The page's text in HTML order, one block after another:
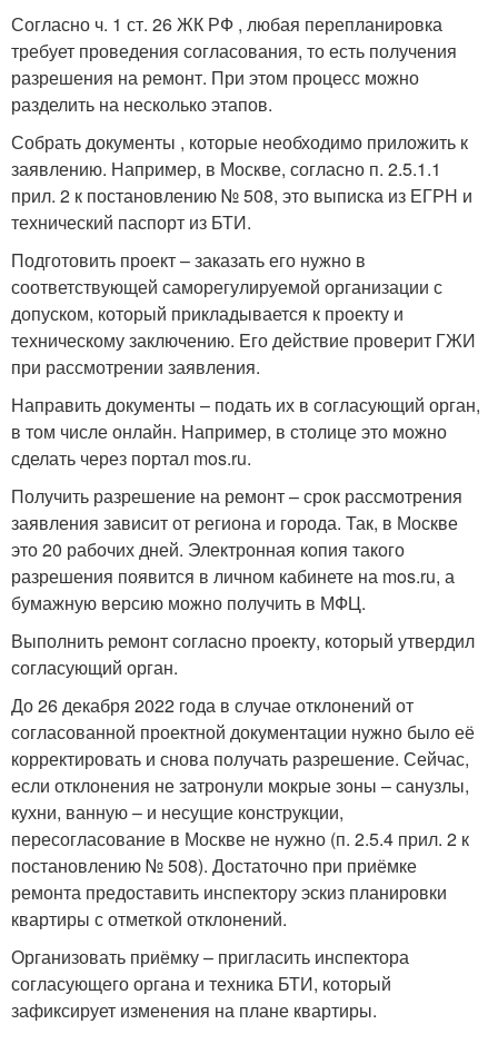
Согласно ч. 1 ст. 26 ЖК РФ , любая перепланировка
требует проведения согласования, то есть получения
разрешения на ремонт. При этом процесс можно
разделить на несколько этапов.
Собрать документы , которые необходимо приложить к
заявлению. Например, в Москве, согласно п. 2.5.1.1
прил. 2 к постановлению № 508, это выписка из ЕГРН и
технический паспорт из БТИ.
Подготовить проект – заказать его нужно в
соответствующей саморегулируемой организации с
допуском, который прикладывается к проекту и
техническому заключению. Его действие проверит ГЖИ
при рассмотрении заявления.
Направить документы – подать их в согласующий орган,
в том числе онлайн. Например, в столице это можно
сделать через портал mos.ru.
Получить разрешение на ремонт – срок рассмотрения
заявления зависит от региона и города. Так, в Москве
это 20 рабочих дней. Электронная копия такого
разрешения появится в личном кабинете на mos.ru, а
бумажную версию можно получить в МФЦ.
Выполнить ремонт согласно проекту, который утвердил
согласующий орган.
До 26 декабря 2022 года в случае отклонений от
согласованной проектной документации нужно было её
корректировать и снова получать разрешение. Сейчас,
если отклонения не затронули мокрые зоны – санузлы,
кухни, ванную – и несущие конструкции,
пересогласование в Москве не нужно (п. 2.5.4 прил. 2 к
постановлению № 508). Достаточно при приёмке
ремонта предоставить инспектору эскиз планировки
квартиры с отметкой отклонений.
Организовать приёмку – пригласить инспектора
согласующего органа и техника БТИ, который
зафиксирует изменения на плане квартиры.